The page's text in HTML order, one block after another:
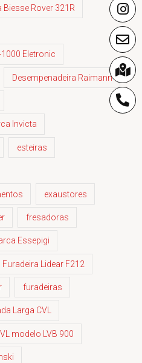
Rover 321R
Eletronic
Desempenadeira Raimann
Invicta
esteiras
exaustores
fresadoras
Essepigi
Furadeira Lidear F212
furadeiras
Larga CVL
modelo LVB 900